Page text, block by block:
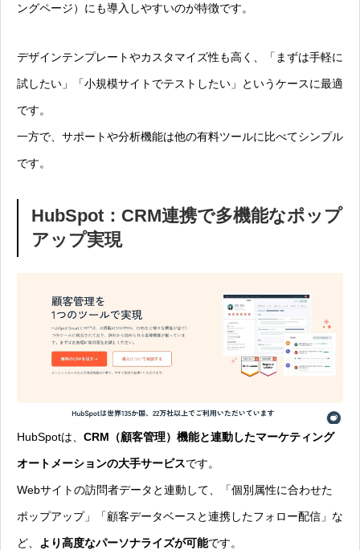
ングページ）にも導入しやすいのが特徴です。
デザインテンプレートやカスタマイズ性も高く、「まずは手軽に
試したい」「小規模サイトでテストしたい」というケースに最適
です。
一方で、サポートや分析機能は他の有料ツールに比べてシンプル
です。
HubSpot：CRM連携で多機能なポップ
アップ実現
HubSpotは、 CRM（顧客管理）機能と連動したマーケティング
オートメーションの大手サービスです。
Webサイトの訪問者データと連動して、「個別属性に合わせた
ポップアップ」「顧客データベースと連携したフォロー配信」な
ど、 より高度なパーソナライズが可能です。